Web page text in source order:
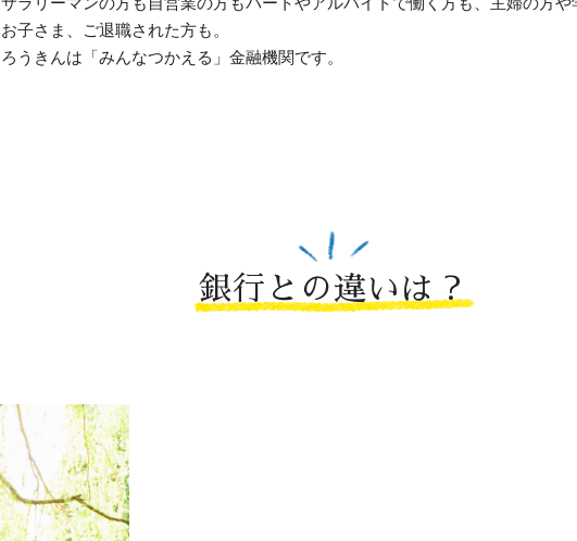
お子さま、ご退職された方も。
ろうきんは「みんなつかえる」金融機関です。
銀行との違いは？